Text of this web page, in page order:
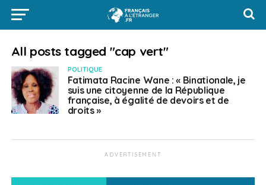
All posts tagged "cap vert"
POLITIQUE
Fatimata Racine Wane : « Binationale, je
suis une citoyenne de la République
française, à égalité de devoirs et de
droits »
ADVERTISEMENT